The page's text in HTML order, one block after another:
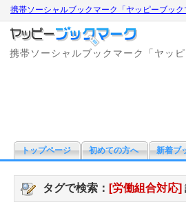
携帯ソーシャルブックマーク「ヤッピーブック
携帯ソーシャルブックマーク「ヤッ
トップページ 初めての方へ 新着ブ
タグで検索： [労働組合対応]